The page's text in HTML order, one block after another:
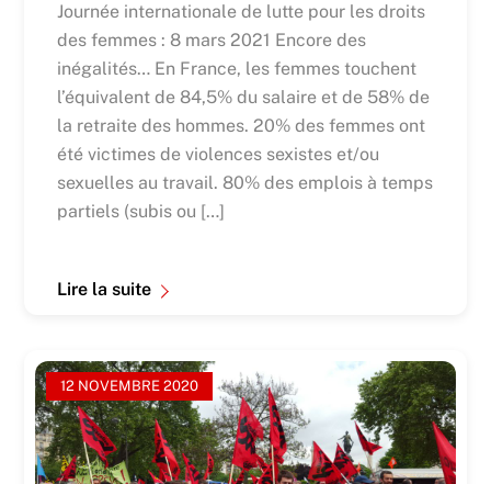
Journée internationale de lutte pour les droits
des femmes : 8 mars 2021 Encore des
inégalités… En France, les femmes touchent
l’équivalent de 84,5% du salaire et de 58% de
la retraite des hommes. 20% des femmes ont
été victimes de violences sexistes et/ou
sexuelles au travail. 80% des emplois à temps
partiels (subis ou […]
Lire la suite
12 NOVEMBRE 2020